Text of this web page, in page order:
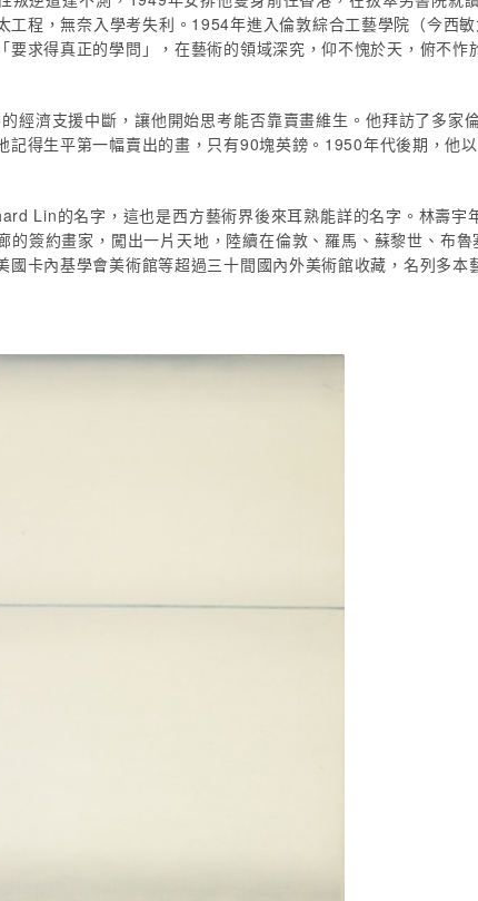
工程，無奈入學考失利。1954年進入倫敦綜合工藝學院（今西
要求得真正的學問」，在藝術的領域深究，仰不愧於天，俯不怍
經濟支援中斷，讓他開始思考能否靠賣畫維生。他拜訪了多
記得生平第一幅賣出的畫，只有90塊英鎊。1950年代後期，他
Lin的名字，這也是西方藝術界後來耳熟能詳的名字。林壽
的簽約畫家，闖出一片天地，陸續在倫敦、羅馬、蘇黎世、布
國卡內基學會美術館等超過三十間國內外美術館收藏，名列多本